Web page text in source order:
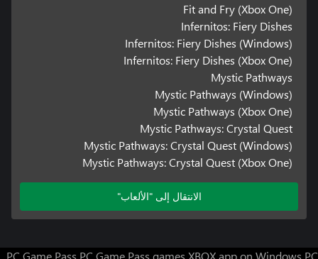
Fit and Fry (Xbox One)
Infernitos: Fiery Dishes
Infernitos: Fiery Dishes (Windows)
Infernitos: Fiery Dishes (Xbox One)
Mystic Pathways
Mystic Pathways (Windows)
Mystic Pathways (Xbox One)
Mystic Pathways: Crystal Quest
Mystic Pathways: Crystal Quest (Windows)
Mystic Pathways: Crystal Quest (Xbox One)
الانتقال إلى "الألعاب"
PC Game Pass PC Game Pass games XBOX app on Windows PC